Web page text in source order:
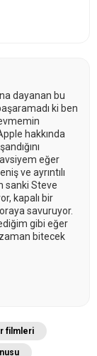
dayanan bu
ki ben
hakkında
eğer
ve ayrıntılı
sanki Steve
kapalı bir
savuruyor.
gibi eğer
bitecek
filmleri